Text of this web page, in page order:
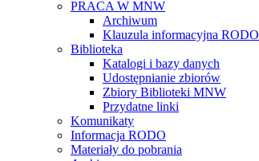
PRACA W MNW
Archiwum
Klauzula informacyjna RODO
Biblioteka
Katalogi i bazy danych
Udostępnianie zbiorów
Zbiory Biblioteki MNW
Przydatne linki
Komunikaty
Informacja RODO
Materiały do pobrania